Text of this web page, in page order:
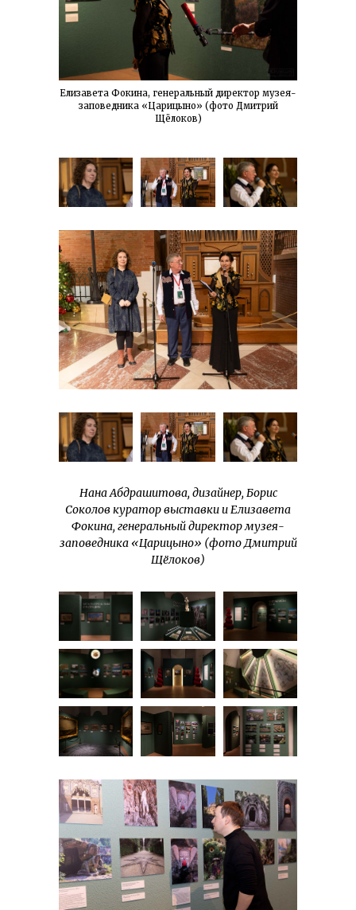
Елизавета Фокина, генеральный директор музея-
заповедника «Царицыно» (фото Дмитрий
Щёлоков)
Нана Абдрашитова, дизайнер, Борис
Соколов куратор выставки и Елизавета
Фокина, генеральный директор музея-
заповедника «Царицыно» (фото Дмитрий
Щёлоков)